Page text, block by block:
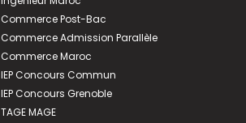
Commerce Post-Bac
Commerce Admission Parallèle
Commerce Maroc
IEP Concours Commun
IEP Concours Grenoble
TAGE MAGE